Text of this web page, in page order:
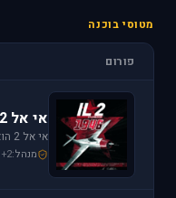
מטוסי בוכנה
פורום
אי אל 2
מנהל:+2